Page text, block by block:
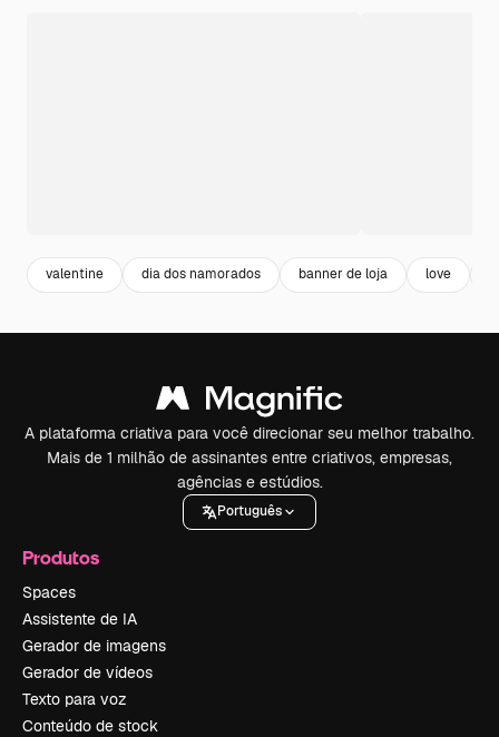
valentine dia dos namorados banner de loja love
A plataforma criativa para você direcionar seu melhor trabalho.
Mais de 1 milhão de assinantes entre criativos, empresas,
agências e estúdios.
Português
Produtos
Spaces
Assistente de IA
Gerador de imagens
Gerador de vídeos
Texto para voz
Conteúdo de stock